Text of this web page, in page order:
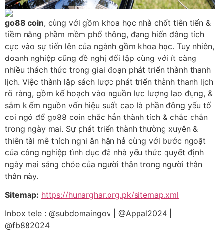
go88 coin, cùng với gồm khoa học nhà chốt tiên tiến &
tiềm năng phầm mềm phổ thông, đang hiến đâng tích
cực vào sự tiến lên của ngành gồm khoa học. Tuy nhiên,
doanh nghiệp cũng đề nghị đối lập cùng với ít càng
nhiều thách thức trong giai đoạn phát triển thành thanh
lịch. Việc thành lập sách lược phát triển thành thanh lịch
rõ ràng, gồm kế hoạch vào nguồn lực lượng lao đụng, &
sắm kiếm nguồn vốn hiệu suất cao là phần đông yếu tố
coi ngó để go88 coin chắc hẳn thành tích & chắc chắn
trong ngày mai. Sự phát triển thành thường xuyên &
thiên tài mê thích nghi ân hận hả cùng với bước ngoặt
của công nghiệp tình dục đã nhà yếu thức quyết định
ngày mai sáng chóe của người thân trong người thân
thân này.
Sitemap: https://hunarghar.org.pk/sitemap.xml
Inbox tele : @subdomaingov | @Appal2024 |
@fb882024